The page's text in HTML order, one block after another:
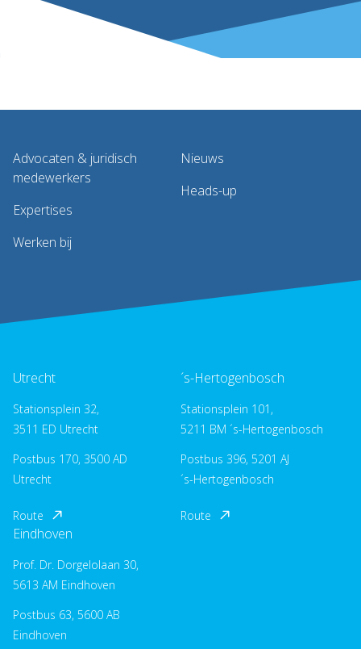
Advocaten & juridisch
medewerkers
Expertises
Werken bij
Nieuws
Heads-up
Utrecht
Stationsplein 32,
3511 ED Utrecht
Postbus 170, 3500 AD
Utrecht
Route
´s-Hertogenbosch
Stationsplein 101,
5211 BM ´s-Hertogenbosch
Postbus 396, 5201 AJ
´s-Hertogenbosch
Route
Eindhoven
Prof. Dr. Dorgelolaan 30,
5613 AM Eindhoven
Postbus 63, 5600 AB
Eindhoven